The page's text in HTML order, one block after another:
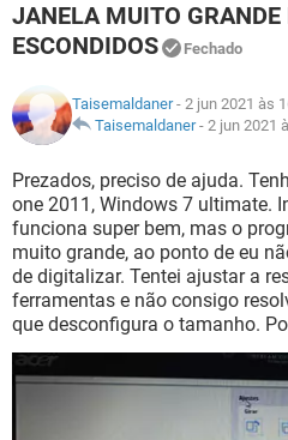
INSTAGRAM
GUIA DE COMPRAS
OUTLOOK
GUIA DE COMPRAS
JOGOS
CELULAR
OUTLOOK
INSTAGRAM
GUIA DE COMPRAS
FÓRUM
CELULAR
INSTAGRAM
GUIA DE COMPRAS
GLOSSÁRIO
JOGOS
CELULAR
OUTLOOK
INSTAGRAM
GUIA DE COMPRAS
JANELA MUITO GRANDE
ESCONDIDOS
Fechado
Taisemaldaner- 2 jun 2021 às
Taisemaldaner- 2 jun 2021
Prezados, preciso de ajuda.
one 2011, Windows 7 ultimate.
funciona super bem, mas o
muito grande, ao ponto de eu
de digitalizar. Tentei ajustar a
ferramentas e não consigo
que desconfigura o tamanho.